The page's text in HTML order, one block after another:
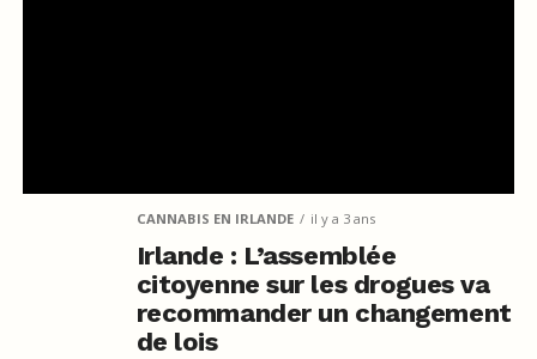
CANNABIS EN IRLANDE il y a 3 ans
Irlande : L’assemblée
citoyenne sur les drogues va
recommander un changement
de lois